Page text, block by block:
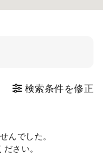
検索条件を修正
んでした。
さい。